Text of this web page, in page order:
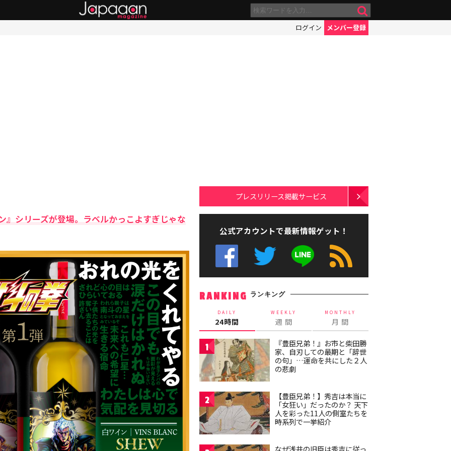
ログイン メンバー登録
シリーズが登場。ラベルかっこよすぎじゃな
プレスリリース掲載サービス
公式アカウントで最新情報ゲット！
RANKING ランキング
DAILY
24時間
WEEKLY
週 間
MONTHLY
月 間
1
『豊臣兄弟！』お市と柴田勝
家、自刃しての最期と「辞世
の句」…運命を共にした２人
の悲劇
2
【豊臣兄弟！】秀吉は本当に
「女狂い」だったのか？ 天下
人を彩った11人の側室たちを
時系列で一挙紹介
なぜ浅井の旧臣は秀吉に従っ